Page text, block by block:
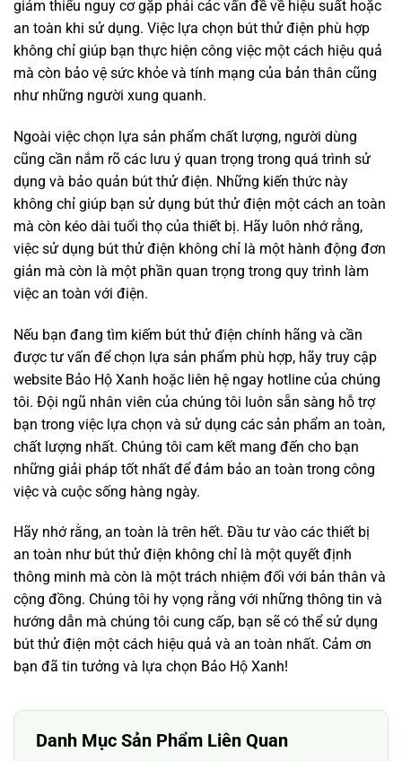
giảm thiểu nguy cơ gặp phải các vấn đề về hiệu suất hoặc
an toàn khi sử dụng. Việc lựa chọn bút thử điện phù hợp
không chỉ giúp bạn thực hiện công việc một cách hiệu quả
mà còn bảo vệ sức khỏe và tính mạng của bản thân cũng
như những người xung quanh.
Ngoài việc chọn lựa sản phẩm chất lượng, người dùng
cũng cần nắm rõ các lưu ý quan trọng trong quá trình sử
dụng và bảo quản bút thử điện. Những kiến thức này
không chỉ giúp bạn sử dụng bút thử điện một cách an toàn
mà còn kéo dài tuổi thọ của thiết bị. Hãy luôn nhớ rằng,
việc sử dụng bút thử điện không chỉ là một hành động đơn
giản mà còn là một phần quan trọng trong quy trình làm
việc an toàn với điện.
Nếu bạn đang tìm kiếm bút thử điện chính hãng và cần
được tư vấn để chọn lựa sản phẩm phù hợp, hãy truy cập
website Bảo Hộ Xanh hoặc liên hệ ngay hotline của chúng
tôi. Đội ngũ nhân viên của chúng tôi luôn sẵn sàng hỗ trợ
bạn trong việc lựa chọn và sử dụng các sản phẩm an toàn,
chất lượng nhất. Chúng tôi cam kết mang đến cho bạn
những giải pháp tốt nhất để đảm bảo an toàn trong công
việc và cuộc sống hàng ngày.
Hãy nhớ rằng, an toàn là trên hết. Đầu tư vào các thiết bị
an toàn như bút thử điện không chỉ là một quyết định
thông minh mà còn là một trách nhiệm đối với bản thân và
cộng đồng. Chúng tôi hy vọng rằng với những thông tin và
hướng dẫn mà chúng tôi cung cấp, bạn sẽ có thể sử dụng
bút thử điện một cách hiệu quả và an toàn nhất. Cảm ơn
bạn đã tin tưởng và lựa chọn Bảo Hộ Xanh!
Danh Mục Sản Phẩm Liên Quan